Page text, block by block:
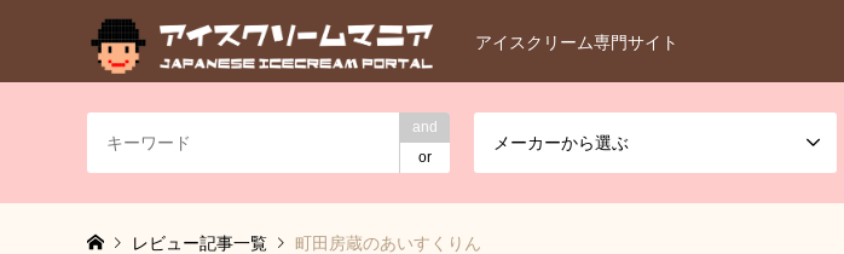
アイスクリーム専門サイト
and
or
メーカーから選ぶ
レビュー記事一覧 町田房蔵のあいすくりん